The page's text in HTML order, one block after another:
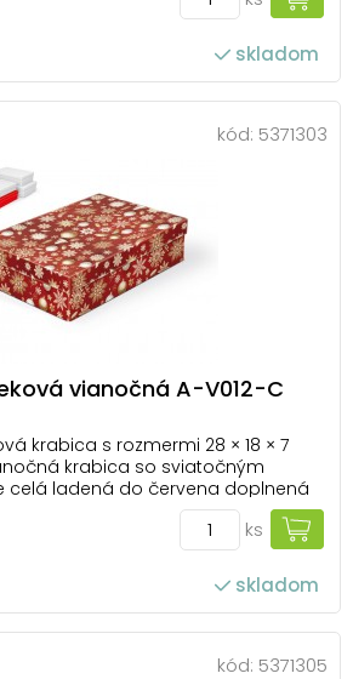
Vďaka praktickým rozmerom je i...
skladom
kód: 5371303
vianočná A-V012-C
krabica s rozmermi 28 × 18 × 7
krabica so sviatočným
celá ladená do červena doplnená
vločiek, hviezd a ozdôb.
okamžite navodí kúzelnú
a premení každý darček na
ks
skladom
kód: 5371305